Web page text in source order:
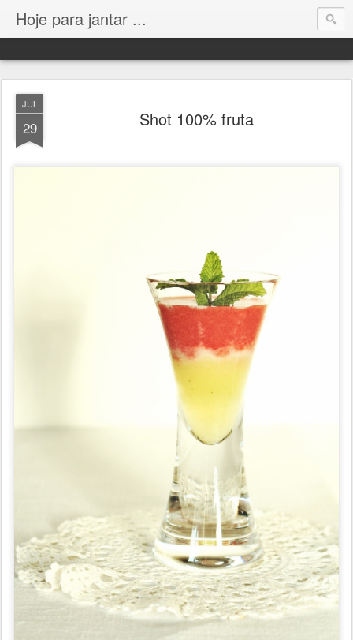
Hoje para jantar ...
JUL
29 Shot 100% fruta